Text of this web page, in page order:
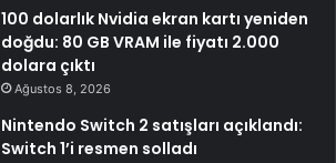
100 dolarlık Nvidia ekran kartı yeniden
doğdu: 80 GB VRAM ile fiyatı 2.000
dolara çıktı
Ağustos 8, 2026
Nintendo Switch 2 satışları açıklandı:
Switch 1’i resmen solladı